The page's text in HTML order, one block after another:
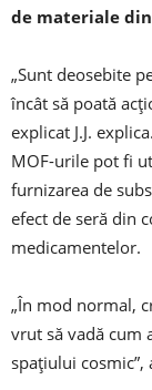
de materiale
„Sunt deosebite
încât să poată
explicat J.J.
MOF-urile pot fi
furnizarea de
efect de seră din
medicamentelor.
„În mod normal,
vrut să vadă cum
spațiului cosmic”,